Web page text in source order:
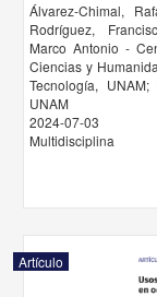
Álvarez-Chimal,
Rodríguez,
Marco Antonio -
Ciencias y
Tecnología,
UNAM
2024-07-03
Multidisciplina
Artículo